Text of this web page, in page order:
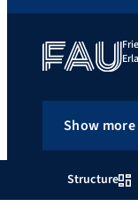
Structure
Show more